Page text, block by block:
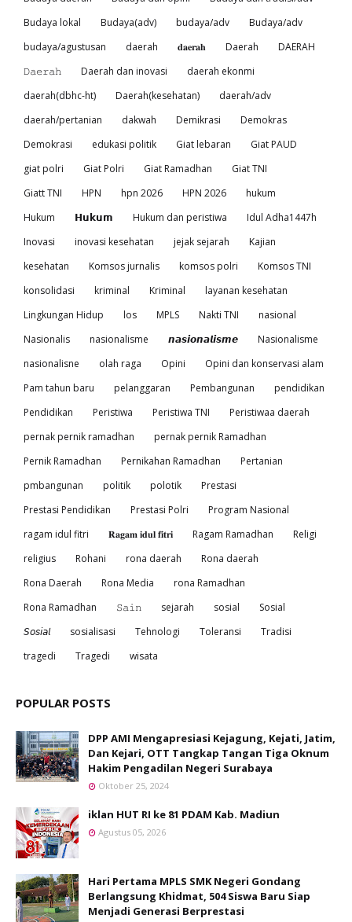
Budaya lokal
Budaya(adv) budaya/adv
Budaya/adv
budaya/agustusan
daerah 𝐝𝐚𝐞𝐫𝐚𝐡 Daerah
DAERAH
𝙳𝚊𝚎𝚛𝚊𝚑
Daerah dan inovasi
daerah ekonmi
daerah(dbhc-ht)
Daerah(kesehatan)
daerah/adv
daerah/pertanian
dakwah Demikrasi
Demokras
Demokrasi
edukasi politik Giat lebaran
Giat PAUD
giat polri
Giat Polri Giat Ramadhan
Giat TNI
Giatt TNI
HPN hpn 2026 HPN 2026
hukum
Hukum
𝗛𝘂𝗸𝘂𝗺 Hukum dan peristiwa
Idul Adha1447h
Inovasi
inovasi kesehatan jejak sejarah
Kajian
kesehatan
Komsos jurnalis komsos polri
Komsos TNI
konsolidasi
kriminal Kriminal
layanan kesehatan
Lingkungan Hidup
los MPLS Nakti TNI
nasional
Nasionalis
nasionalisme 𝙣𝙖𝙨𝙞𝙤𝙣𝙖𝙡𝙞𝙨𝙢𝙚
Nasionalisme
nasionalisne
olah raga Opini
Opini dan konservasi alam
Pam tahun baru
pelanggaran Pembangunan
pendidikan
Pendidikan
Peristiwa Peristiwa TNI
Peristiwaa daerah
pernak pernik ramadhan
pernak pernik Ramadhan
Pernik Ramadhan
Pernikahan Ramadhan
Pertanian
pmbangunan
politik polotik
Prestasi
Prestasi Pendidikan
Prestasi Polri
Program Nasional
ragam idul fitri
𝐑𝐚𝐠𝐚𝐦 𝐢𝐝𝐮𝐥 𝐟𝐢𝐭𝐫𝐢 Ragam Ramadhan
Religi
religius
Rohani rona daerah
Rona daerah
Rona Daerah
Rona Media
rona Ramadhan
Rona Ramadhan
𝚂𝚊𝚒𝚗 sejarah sosial
Sosial
𝘚𝘰𝘴𝘪𝘢𝘭
sosialisasi Tehnologi Toleransi
Tradisi
tragedi
Tragedi wisata
POPULAR POSTS
DPP AMI Mengapresiasi Kejagung, Kejati, Jatim,
Dan Kejari, OTT Tangkap Tangan Tiga Oknum
Hakim Pengadilan Negeri Surabaya
Oktober 25, 2024
iklan HUT RI ke 81 PDAM Kab. Madiun
Agustus 05, 2026
Hari Pertama MPLS SMK Negeri Gondang
Berlangsung Khidmat, 504 Siswa Baru Siap
Menjadi Generasi Berprestasi